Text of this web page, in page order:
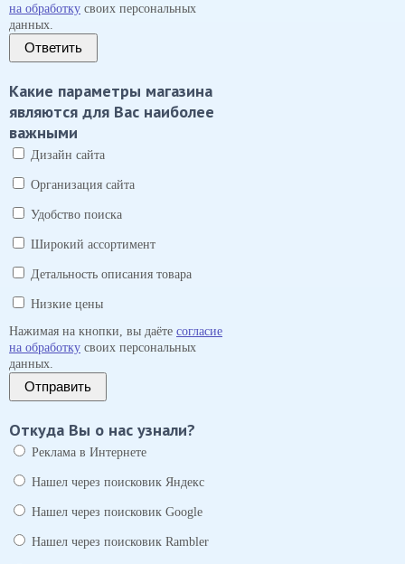
на обработку своих персональных
данных.
Ответить
Какие параметры магазина
являются для Вас наиболее
важными
Дизайн сайта
Организация сайта
Удобство поиска
Широкий ассортимент
Детальность описания товара
Низкие цены
Нажимая на кнопки, вы даёте согласие
на обработку своих персональных
данных.
Отправить
Откуда Вы о нас узнали?
Реклама в Интернете
Нашел через поисковик Яндекс
Нашел через поисковик Google
Нашел через поисковик Rambler